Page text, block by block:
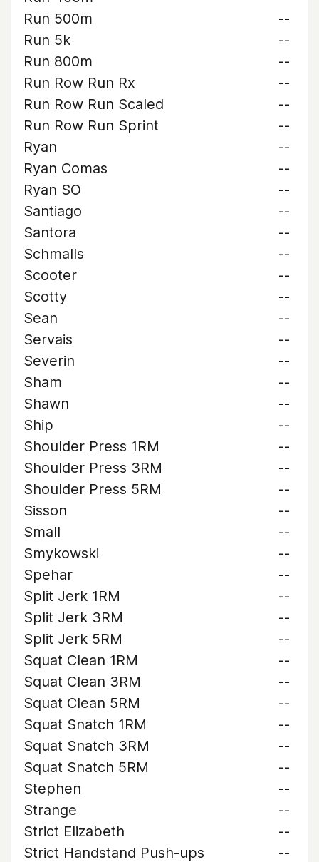
Run 500m
--
Run 5k
--
Run 800m
--
Run Row Run Rx
--
Run Row Run Scaled
--
Run Row Run Sprint
--
Ryan
--
Ryan Comas
--
Ryan SO
--
Santiago
--
Santora
--
Schmalls
--
Scooter
--
Scotty
--
Sean
--
Servais
--
Severin
--
Sham
--
Shawn
--
Ship
--
Shoulder Press 1RM
--
Shoulder Press 3RM
--
Shoulder Press 5RM
--
Sisson
--
Small
--
Smykowski
--
Spehar
--
Split Jerk 1RM
--
Split Jerk 3RM
--
Split Jerk 5RM
--
Squat Clean 1RM
--
Squat Clean 3RM
--
Squat Clean 5RM
--
Squat Snatch 1RM
--
Squat Snatch 3RM
--
Squat Snatch 5RM
--
Stephen
--
Strange
--
Strict Elizabeth
--
Strict Handstand Push-ups
--